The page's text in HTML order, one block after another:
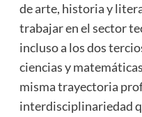
de arte, historia y
trabajar en el sector
incluso a los dos
ciencias y
misma trayectoria
interdisciplinariedad